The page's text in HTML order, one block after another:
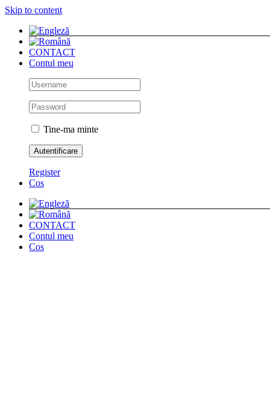
Skip to content
CONTACT
Contul meu
Tine-ma minte
Register
Cos
CONTACT
Contul meu
Cos